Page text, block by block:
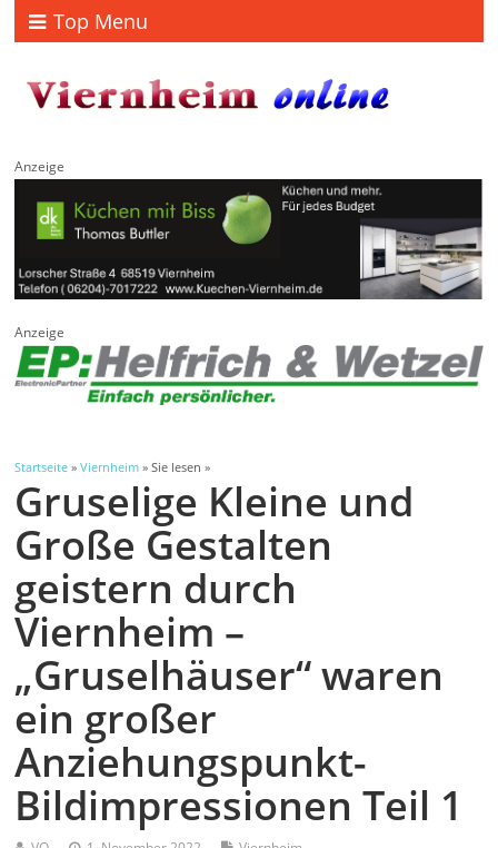
Top Menu
Anzeige
Anzeige
Startseite »Viernheim » Sie lesen »
Gruselige Kleine und
Große Gestalten
geistern durch
Viernheim –
„Gruselhäuser“ waren
ein großer
Anziehungspunkt-
Bildimpressionen Teil 1